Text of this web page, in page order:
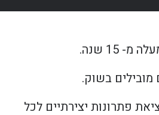
15 שנה.
מובילים בשוק.
פתרונות יצירתיים לכל